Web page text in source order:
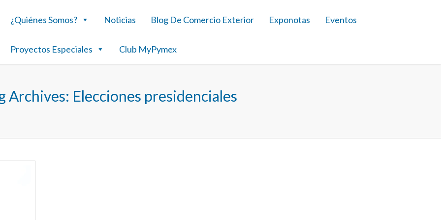
¿Quiénes Somos? Noticias Blog De Comercio Exterior Exponotas Eventos
Proyectos Especiales Club MyPymex
Archives: Elecciones presidenciales